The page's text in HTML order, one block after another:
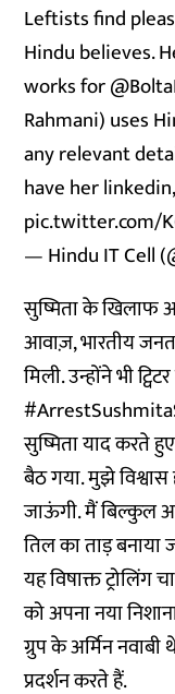
Leftists find
Hindu believes.
works for
Rahmani) uses
any relevant
have her
pic.twitter.com/
— Hindu IT Cell
सुष्मिता के खिलाफ
आवाज़, भारतीय जनता
मिली. उन्होंने भी
सुष्मिता याद करते
बैठ गया. मुझे विश्वास
जाऊंगी. मैं बिल्कुल
तिल का ताड़ बनाया
यह विषाक्त
को अपना नया
ग्रुप के अर्मिन
प्रदर्शन करते हैं.